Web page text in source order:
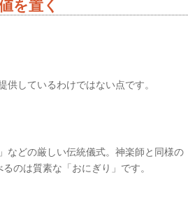
を置く
しているわけではない点です。
などの厳しい伝統儀式。神楽師と同様の
のは質素な「おにぎり」です。